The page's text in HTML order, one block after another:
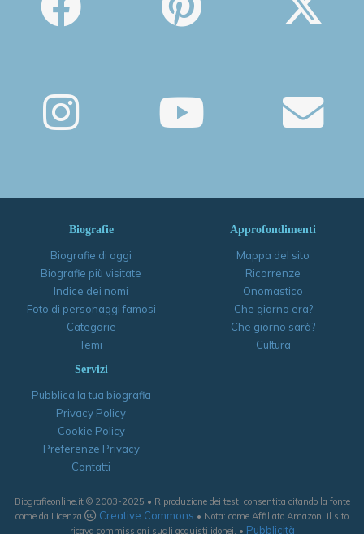
Biografie
Biografie di oggi
Biografie più visitate
Indice dei nomi
Foto di personaggi famosi
Categorie
Temi
Approfondimenti
Mappa del sito
Ricorrenze
Onomastico
Che giorno era?
Che giorno sarà?
Cultura
Servizi
Pubblica la tua biografia
Privacy Policy
Cookie Policy
Preferenze Privacy
Contatti
Biografieonline.it © 2003-2025 • Riproduzione dei testi consentita citando la fonte
come da Licenza
Creative Commons • Nota: come Affiliato Amazon, il sito
ricava commissioni sugli acquisti idonei. • Pubblicità